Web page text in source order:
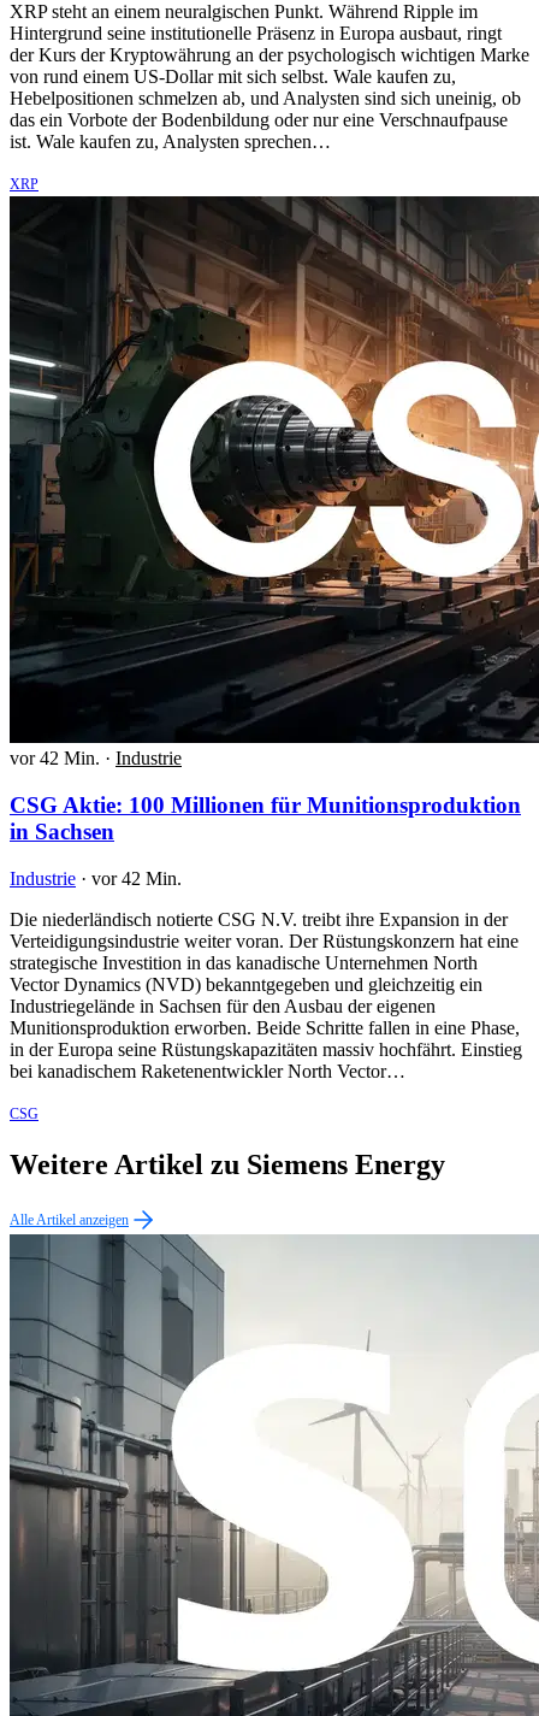
XRP steht an einem neuralgischen Punkt. Während Ripple im
Hintergrund seine institutionelle Präsenz in Europa ausbaut, ringt
der Kurs der Kryptowährung an der psychologisch wichtigen Marke
von rund einem US-Dollar mit sich selbst. Wale kaufen zu,
Hebelpositionen schmelzen ab, und Analysten sind sich uneinig, ob
das ein Vorbote der Bodenbildung oder nur eine Verschnaufpause
ist. Wale kaufen zu, Analysten sprechen…
XRP
vor 42 Min. · Industrie
CSG Aktie: 100 Millionen für Munitionsproduktion
in Sachsen
Industrie · vor 42 Min.
Die niederländisch notierte CSG N.V. treibt ihre Expansion in der
Verteidigungsindustrie weiter voran. Der Rüstungskonzern hat eine
strategische Investition in das kanadische Unternehmen North
Vector Dynamics (NVD) bekanntgegeben und gleichzeitig ein
Industriegelände in Sachsen für den Ausbau der eigenen
Munitionsproduktion erworben. Beide Schritte fallen in eine Phase,
in der Europa seine Rüstungskapazitäten massiv hochfährt. Einstieg
bei kanadischem Raketenentwickler North Vector…
CSG
Weitere Artikel zu Siemens Energy
Alle Artikel anzeigen